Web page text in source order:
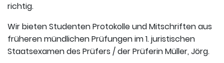
richtig.
Wir bieten Studenten Protokolle und Mitschriften aus
früheren mündlichen Prüfungen im 1. juristischen
Staatsexamen des Prüfers / der Prüferin Müller, Jörg.